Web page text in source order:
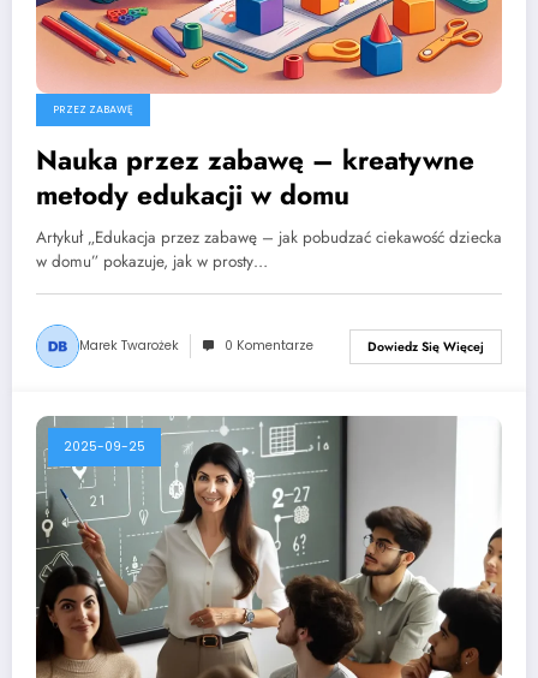
PRZEZ ZABAWĘ
Nauka przez zabawę – kreatywne
metody edukacji w domu
Artykuł „Edukacja przez zabawę – jak pobudzać ciekawość dziecka
w domu” pokazuje, jak w prosty…
Marek Twarożek 0 Komentarze Dowiedz Się Więcej
2025-09-25